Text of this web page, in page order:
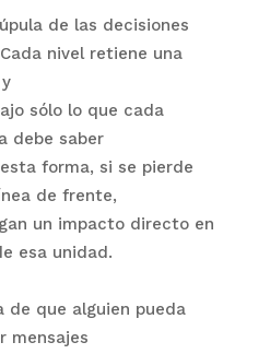
de las decisiones
Cada nivel retiene una
sólo lo que cada
debe saber
forma, si se pierde
de frente,
un impacto directo en
esa unidad.
de que alguien pueda
mensajes